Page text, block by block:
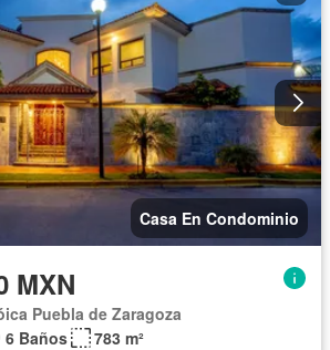
Casa En Condominio
MXN
Puebla de Zaragoza
6 Baños
783 m²